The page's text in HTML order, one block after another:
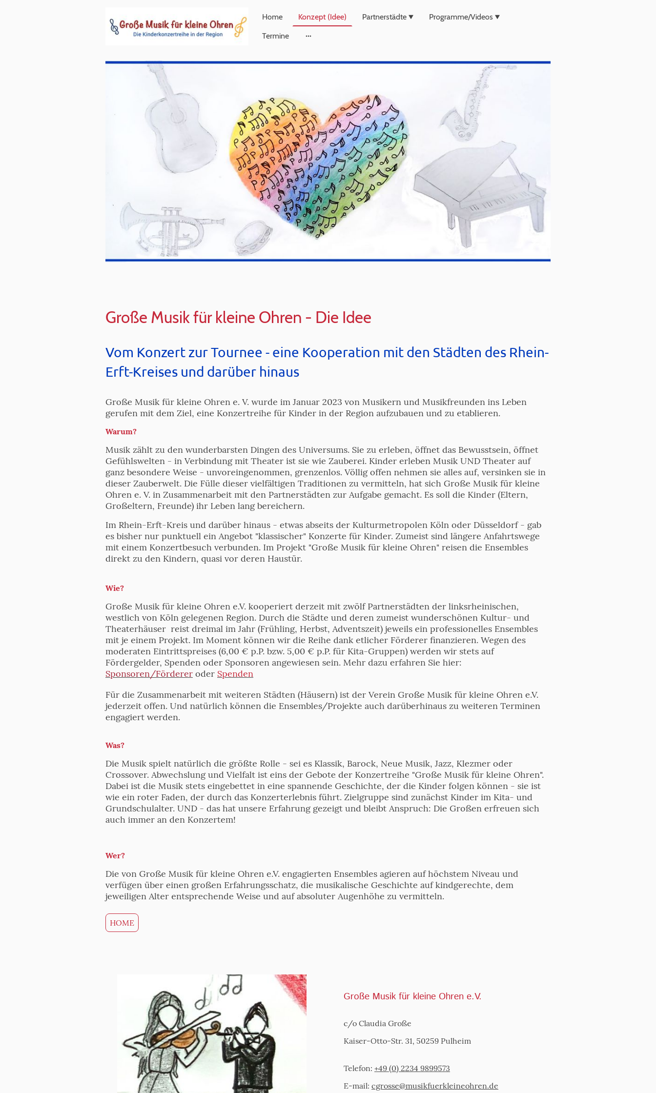
Home Konzept (Idee) Partnerstädte Programme/Videos
Termine
Große Musik für kleine Ohren - Die Idee
Vom Konzert zur Tournee - eine Kooperation mit den Städten des Rhein-
Erft-Kreises und darüber hinaus
Große Musik für kleine Ohren e. V. wurde im Januar 2023 von Musikern und Musikfreunden ins Leben
gerufen mit dem Ziel, eine Konzertreihe für Kinder in der Region aufzubauen und zu etablieren.
Warum?
Musik zählt zu den wunderbarsten Dingen des Universums. Sie zu erleben, öffnet das Bewusstsein, öffnet
Gefühlswelten - in Verbindung mit Theater ist sie wie Zauberei. Kinder erleben Musik UND Theater auf
ganz besondere Weise - unvoreingenommen, grenzenlos. Völlig offen nehmen sie alles auf, versinken sie in
dieser Zauberwelt. Die Fülle dieser vielfältigen Traditionen zu vermitteln, hat sich Große Musik für kleine
Ohren e. V. in Zusammenarbeit mit den Partnerstädten zur Aufgabe gemacht. Es soll die Kinder (Eltern,
Großeltern, Freunde) ihr Leben lang bereichern.
Im Rhein-Erft-Kreis und darüber hinaus - etwas abseits der Kulturmetropolen Köln oder Düsseldorf - gab
es bisher nur punktuell ein Angebot "klassischer" Konzerte für Kinder. Zumeist sind längere Anfahrtswege
mit einem Konzertbesuch verbunden. Im Projekt "Große Musik für kleine Ohren" reisen die Ensembles
direkt zu den Kindern, quasi vor deren Haustür.
Wie?
Große Musik für kleine Ohren e.V. kooperiert derzeit mit zwölf Partnerstädten der linksrheinischen,
westlich von Köln gelegenen Region. Durch die Städte und deren zumeist wunderschönen Kultur- und
Theaterhäuser reist dreimal im Jahr (Frühling, Herbst, Adventszeit) jeweils ein professionelles Ensembles
mit je einem Projekt. Im Moment können wir die Reihe dank etlicher Förderer finanzieren. Wegen des
moderaten Eintrittspreises (6,00 € p.P. bzw. 5,00 € p.P. für Kita-Gruppen) werden wir stets auf
Fördergelder, Spenden oder Sponsoren angewiesen sein. Mehr dazu erfahren Sie hier:
Sponsoren/Förderer oder Spenden
Für die Zusammenarbeit mit weiteren Städten (Häusern) ist der Verein Große Musik für kleine Ohren e.V.
jederzeit offen. Und natürlich können die Ensembles/Projekte auch darüberhinaus zu weiteren Terminen
engagiert werden.
Was?
Die Musik spielt natürlich die größte Rolle - sei es Klassik, Barock, Neue Musik, Jazz, Klezmer oder
Crossover. Abwechslung und Vielfalt ist eins der Gebote der Konzertreihe "Große Musik für kleine Ohren".
Dabei ist die Musik stets eingebettet in eine spannende Geschichte, der die Kinder folgen können - sie ist
wie ein roter Faden, der durch das Konzerterlebnis führt. Zielgruppe sind zunächst Kinder im Kita- und
Grundschulalter. UND - das hat unsere Erfahrung gezeigt und bleibt Anspruch: Die Großen erfreuen sich
auch immer an den Konzertem!
Wer?
Die von Große Musik für kleine Ohren e.V. engagierten Ensembles agieren auf höchstem Niveau und
verfügen über einen großen Erfahrungsschatz, die musikalische Geschichte auf kindgerechte, dem
jeweiligen Alter entsprechende Weise und auf absoluter Augenhöhe zu vermitteln.
HOME
Große Musik für kleine Ohren e.V.
c/o Claudia Große
Kaiser-Otto-Str. 31, 50259 Pulheim
Telefon: +49 (0) 2234 9899573
E-mail: cgrosse@musikfuerkleineohren.de